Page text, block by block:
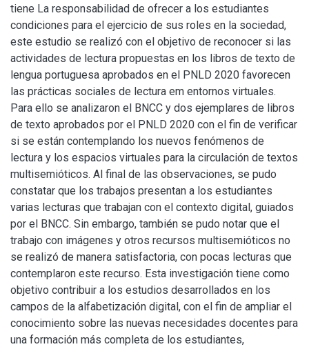
tiene La responsabilidad de ofrecer a los estudiantes
condiciones para el ejercicio de sus roles en la sociedad,
este estudio se realizó con el objetivo de reconocer si las
actividades de lectura propuestas en los libros de texto de
lengua portuguesa aprobados en el PNLD 2020 favorecen
las prácticas sociales de lectura em entornos virtuales.
Para ello se analizaron el BNCC y dos ejemplares de libros
de texto aprobados por el PNLD 2020 con el fin de verificar
si se están contemplando los nuevos fenómenos de
lectura y los espacios virtuales para la circulación de textos
multisemióticos. Al final de las observaciones, se pudo
constatar que los trabajos presentan a los estudiantes
varias lecturas que trabajan con el contexto digital, guiados
por el BNCC. Sin embargo, también se pudo notar que el
trabajo con imágenes y otros recursos multisemióticos no
se realizó de manera satisfactoria, con pocas lecturas que
contemplaron este recurso. Esta investigación tiene como
objetivo contribuir a los estudios desarrollados en los
campos de la alfabetización digital, con el fin de ampliar el
conocimiento sobre las nuevas necesidades docentes para
una formación más completa de los estudiantes,